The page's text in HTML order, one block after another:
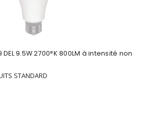
DEL 9.5W 2700°K 800LM à intensité non
STANDARD